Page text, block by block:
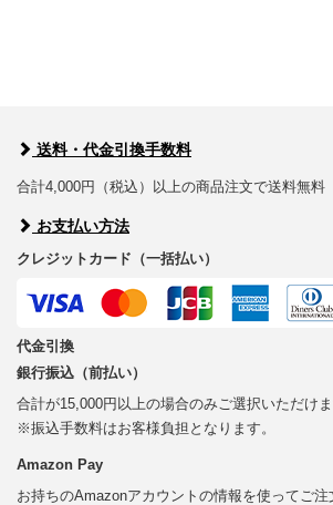
送料・代金引換手数料
合計4,000円（税込）以上の商品注文で送料無料
お支払い方法
クレジットカード（一括払い）
代金引換
銀行振込（前払い）
合計が15,000円以上の場合のみご選択いただけま
※振込手数料はお客様負担となります。
Amazon Pay
お持ちのAmazonアカウントの情報を使ってご注